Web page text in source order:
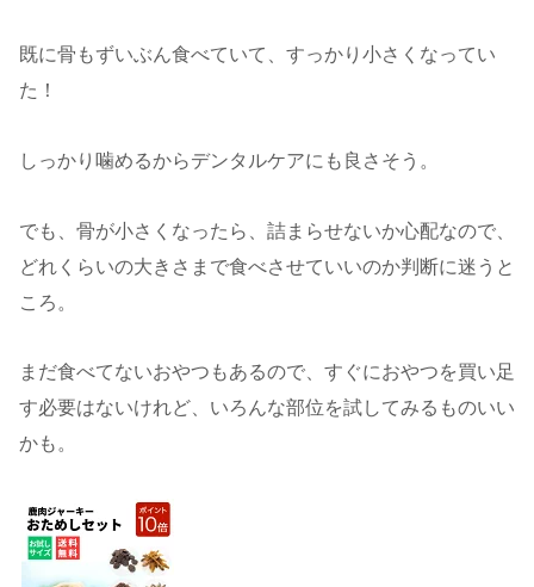
既に骨もずいぶん食べていて、すっかり小さくなってい
た！
しっかり噛めるからデンタルケアにも良さそう。
でも、骨が小さくなったら、詰まらせないか心配なので、
どれくらいの大きさまで食べさせていいのか判断に迷うと
ころ。
まだ食べてないおやつもあるので、すぐにおやつを買い足
す必要はないけれど、いろんな部位を試してみるものいい
かも。